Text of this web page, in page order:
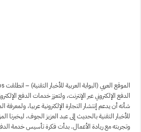
الدفع الإلكتروني عبر الإنترنت، ولتعزز خدمات الدفع
شأنه أن يدعم إنتشار التجارة الإلكترونية عربيا، ولمعرفة
وتجربته مع ريادة الأعمال. بدأت فكرة تأسيس خدمة